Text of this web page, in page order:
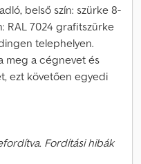
belső szín: szürke 8-
RAL 7024 grafitszürke
telephelyen.
meg a cégnevet és
ezt követően egyedi
Fordítási hibák